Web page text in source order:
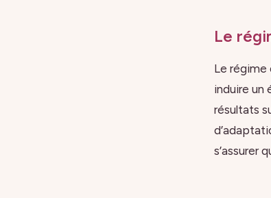
Le
Le régime
induire un
résultats
s’assurer